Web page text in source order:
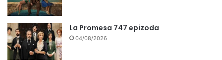
La Promesa 747 epizoda
04/08/2026